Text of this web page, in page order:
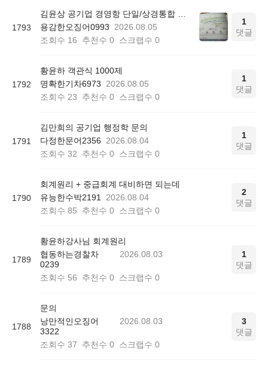
1793
용감한오징어0993
2026.08.05
조회수 16 추천수 0 스크랩수 0
1
댓글
1792
황윤하 객관식 1000제
명확한기차6973
2026.08.05
조회수 23 추천수 0 스크랩수 0
1
댓글
1791
김만희의 공기업 행정학 문의
다정한문어2356
2026.08.04
조회수 32 추천수 0 스크랩수 0
1
댓글
1790
회계원리 + 중급회계 대비하면 되는데
유능한수박2191
2026.08.04
조회수 85 추천수 0 스크랩수 0
2
댓글
1789
황윤하강사님 회계원리
협동하는경찰차
0239
2026.08.03
조회수 56 추천수 0 스크랩수 0
1
댓글
1788
문의
낭만적인오징어
3322
2026.08.03
조회수 37 추천수 0 스크랩수 0
3
댓글